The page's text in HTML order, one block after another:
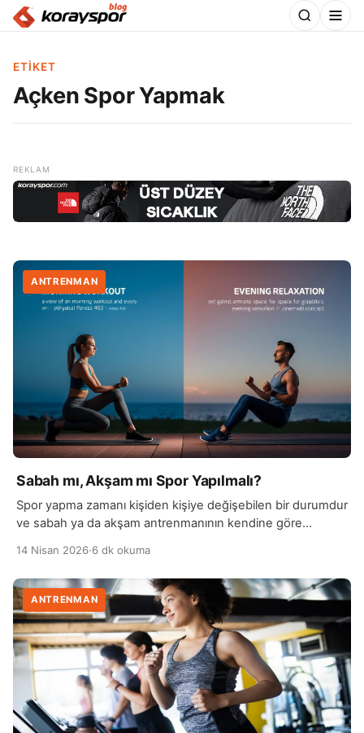
ETIKET
Açken Spor Yapmak
ANTRENMAN
Sabah mı, Akşam mı Spor Yapılmalı?
Spor yapma zamanı kişiden kişiye değişebilen bir durumdur
ve sabah ya da akşam antrenmanının kendine göre
başlamayı sağlar ve metabolizmayı erken saatlerde
harekete geçirir. Ayrıca sabah saatlerinde yapılan egzersiz,
gün boyunca daha aktif ve zinde hissetmeye yardımcı
olabilir. Düzenli bir sabah rutini oluşturmak, spor alışkanlığını
sürdürmeyi de kolaylaştırır. […]
14 Nisan 2026·6 dk okuma
ANTRENMAN